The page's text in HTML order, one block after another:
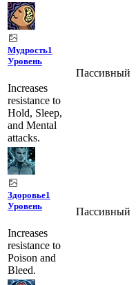
Мудрость1
Уровень
Increases
resistance to
Hold, Sleep,
and Mental
attacks.
Пассивный
Здоровье1
Уровень
Increases
resistance to
Poison and
Bleed.
Пассивный